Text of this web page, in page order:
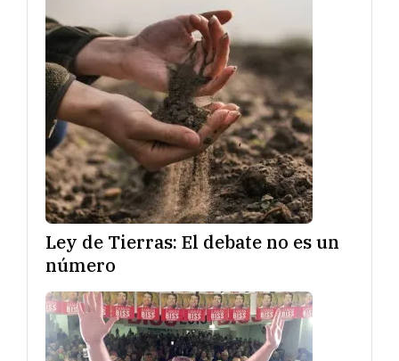
Ley de Tierras: El debate no es un
número